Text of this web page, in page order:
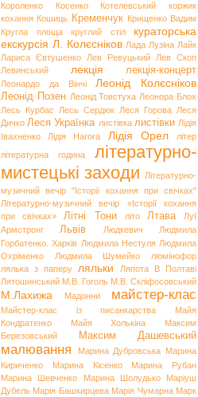
Короленко
Косенко
Котелевський коржик
кохання Кошиць Кременчук Крищенко Вадим
Кругла площа
круглий стіл
кураторська
екскурсія Л. Колєсніков Лада Лузіна Лайк
Лариса Євтушенко
Лев Ревуцький
Лев Скоп
Левинський
лекція лекція-концерт
Леонардо да Вінчі Леонід Колєсніков
Леонід Позен Леонід Товстуха Леонора Блох
Лесь Курбас
Лесь Сердюк Леся Горова Леся
Дичко Леся Українка листівка листівки Лідія
Івахненко
Лідія Нагога Лідія Орел
літер
літературна година
літературно-
мистецькі заходи
Літературно-
музичний вечір "Історії кохання при свічках"
Літературно-музичний вечір «Історії кохання
при свічках»
Літні Тони літо Лтава
Луї
Армстронг
Львів Людкевич
Людмила
Горбатенко. Харків Людмила Нестуля Людмила
Охріменко
Людмила Шумейко
люмінофор
лялька з паперу
ляльки
Ляпота В Полтаві
Лятошинський М.В. Гоголь М.В. Скліфосовський
М.Лахижа Мадонни майстер-клас
Майстер-клас із писанкарства
Майя
Кондратенко
Майя Холькіна
Максим
Березовський
Максим Дашевський
малювання Марина Дубровська Марина
Кириченко
Марина Кісенко
Марина Рубан
Марина Шевченко
Марина Шолудько
Маріуш
Дубель Марія Башкирцева Марія Чумарна Марк